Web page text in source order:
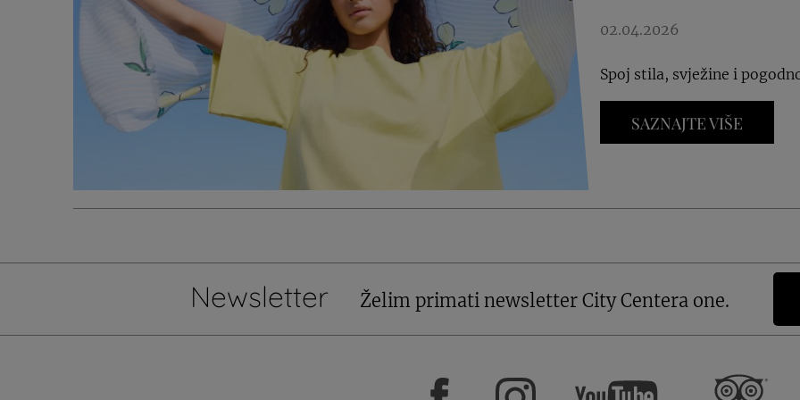
02.04.2026
Spoj stila, svježine i
SAZNAJTE VIŠE
Newsletter Želim primati newsletter City Centera one.